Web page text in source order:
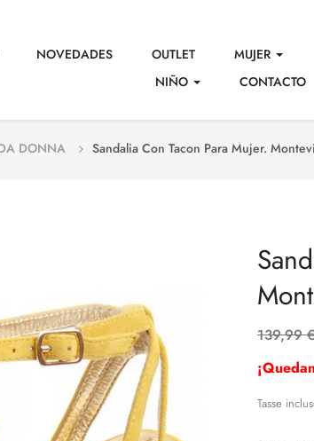
NOVEDADES OUTLET MUJER
NIÑO
CONTACTO
DONNA Sandalia Con Tacon Para Mujer.
139,99
Tasse